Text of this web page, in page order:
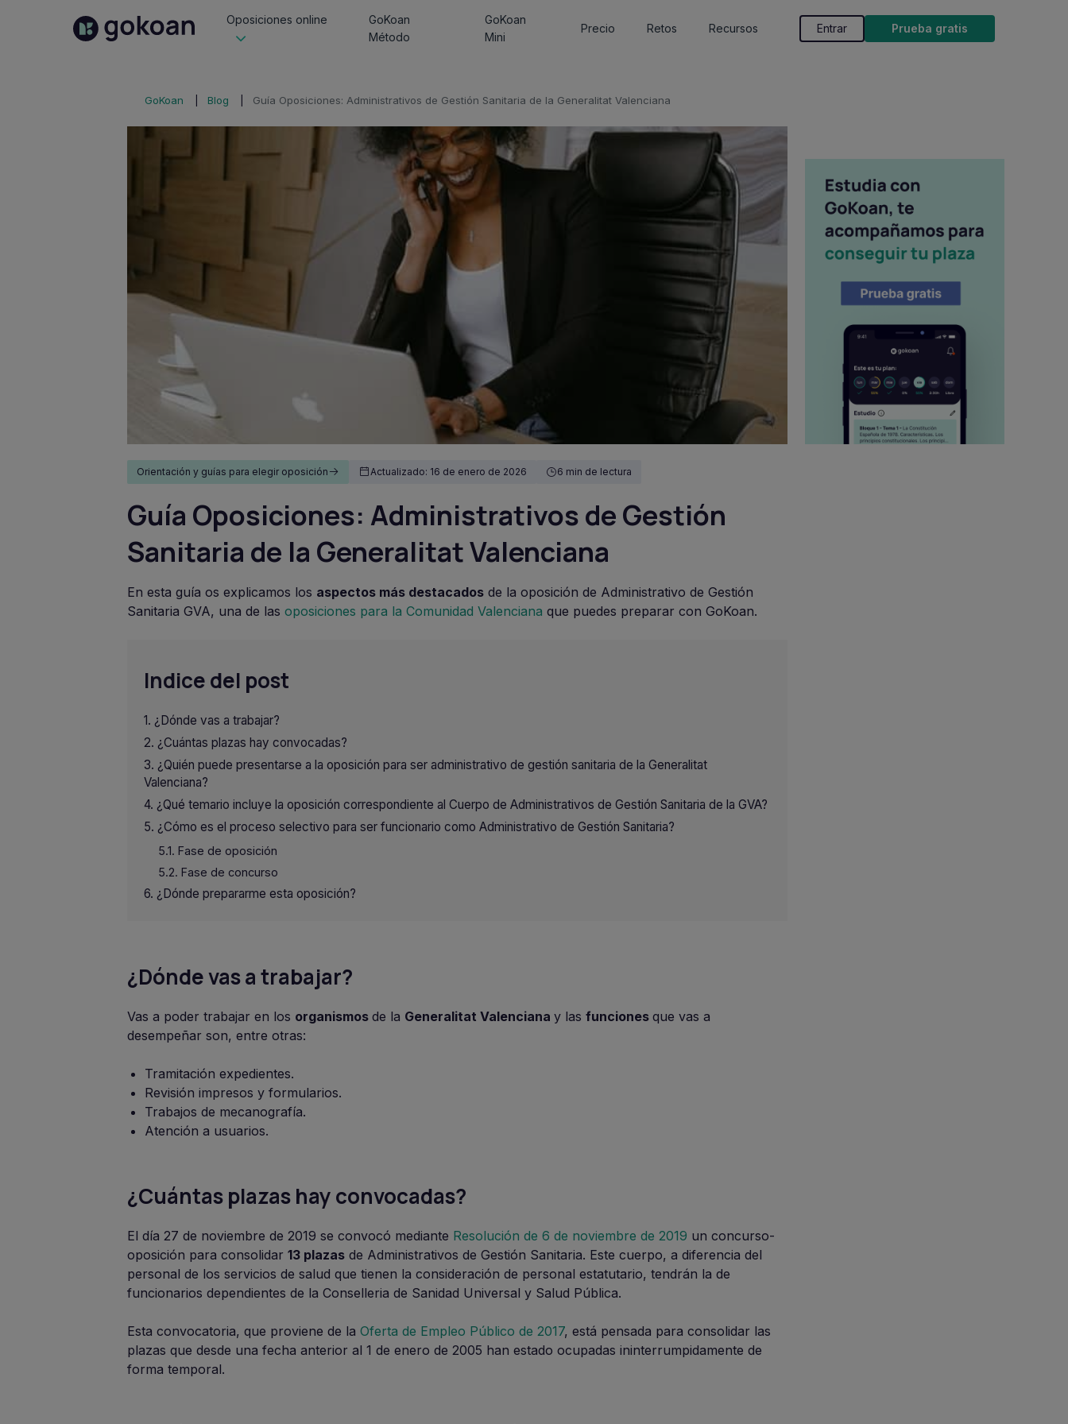
Oposiciones online
GoKoan
Método
GoKoan
Mini
Precio Retos Recursos Entrar Prueba gratis
GoKoan Blog Guía Oposiciones: Administrativos de Gestión Sanitaria de la Generalitat Valenciana
Orientación y guías para elegir oposición Actualizado: 16 de enero de 2026 6 min de lectura
Guía Oposiciones: Administrativos de Gestión
Sanitaria de la Generalitat Valenciana
En esta guía os explicamos los aspectos más destacados de la oposición de Administrativo de Gestión
Sanitaria GVA, una de las oposiciones para la Comunidad Valenciana que puedes preparar con GoKoan.
Indice del post
¿Dónde vas a trabajar?
¿Cuántas plazas hay convocadas?
¿Quién puede presentarse a la oposición para ser administrativo de gestión sanitaria de la Generalitat
Valenciana?
¿Qué temario incluye la oposición correspondiente al Cuerpo de Administrativos de Gestión Sanitaria de la GVA?
¿Cómo es el proceso selectivo para ser funcionario como Administrativo de Gestión Sanitaria?
Fase de oposición
Fase de concurso
¿Dónde prepararme esta oposición?
¿Dónde vas a trabajar?
Vas a poder trabajar en los organismos de la Generalitat Valenciana y las funciones que vas a
desempeñar son, entre otras:
Tramitación expedientes.
Revisión impresos y formularios.
Trabajos de mecanografía.
Atención a usuarios.
¿Cuántas plazas hay convocadas?
El día 27 de noviembre de 2019 se convocó mediante Resolución de 6 de noviembre de 2019 un concurso-
oposición para consolidar 13 plazas de Administrativos de Gestión Sanitaria. Este cuerpo, a diferencia del
personal de los servicios de salud que tienen la consideración de personal estatutario, tendrán la de
funcionarios dependientes de la Conselleria de Sanidad Universal y Salud Pública.
Esta convocatoria, que proviene de la Oferta de Empleo Público de 2017, está pensada para consolidar las
plazas que desde una fecha anterior al 1 de enero de 2005 han estado ocupadas ininterrumpidamente de
forma temporal.